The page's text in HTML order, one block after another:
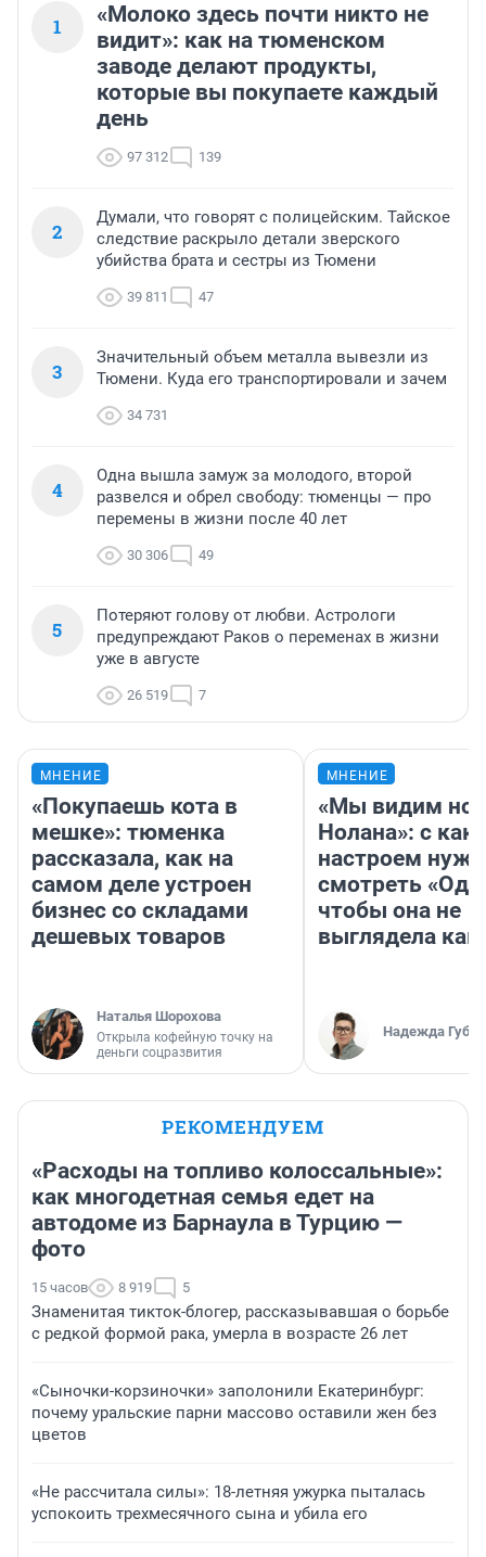
1
«Молоко здесь почти никто не
видит»: как на тюменском
заводе делают продукты,
которые вы покупаете каждый
день
97 312 139
2
Думали, что говорят с полицейским. Тайское
следствие раскрыло детали зверского
убийства брата и сестры из Тюмени
39 811 47
3
Значительный объем металла вывезли из
Тюмени. Куда его транспортировали и зачем
34 731
4
Одна вышла замуж за молодого, второй
развелся и обрел свободу: тюменцы — про
перемены в жизни после 40 лет
30 306 49
5
Потеряют голову от любви. Астрологи
предупреждают Раков о переменах в жизни
уже в августе
26 519 7
МНЕНИЕ
«Покупаешь кота в
мешке»: тюменка
рассказала, как на
самом деле устроен
бизнес со складами
дешевых товаров
Наталья Шорохова
Открыла кофейную точку на
деньги соцразвития
МНЕНИЕ
«Мы видим
Нолана»: с
настроем
смотреть
чтобы она не
выглядела как
Надежда
РЕКОМЕНДУЕМ
«Расходы на топливо колоссальные»:
как многодетная семья едет на
автодоме из Барнаула в Турцию —
фото
15 часов 8 919 5
Знаменитая тикток-блогер, рассказывавшая о борьбе
с редкой формой рака, умерла в возрасте 26 лет
«Сыночки-корзиночки» заполонили Екатеринбург:
почему уральские парни массово оставили жен без
цветов
«Не рассчитала силы»: 18-летняя ужурка пыталась
успокоить трехмесячного сына и убила его